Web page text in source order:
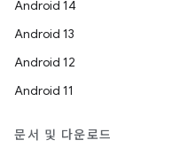
Android 14
Android 13
Android 12
Android 11
문서 및 다운로드